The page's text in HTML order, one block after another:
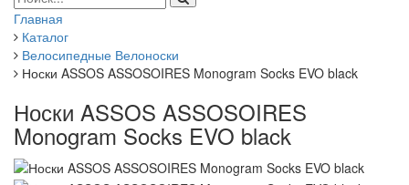
Главная
Каталог
Велосипедные Велоноски
Носки ASSOS ASSOSOIRES Monogram Socks EVO black
Носки ASSOS ASSOSOIRES
Monogram Socks EVO black